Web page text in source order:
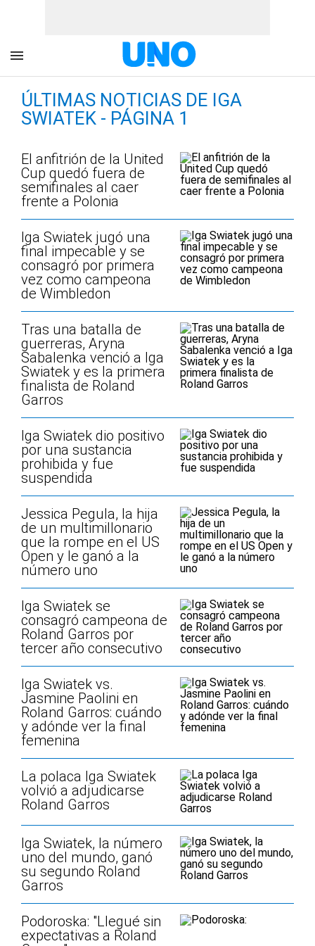
ÚLTIMAS NOTICIAS DE IGA
SWIATEK - PÁGINA 1
El anfitrión de la United
Cup quedó fuera de
semifinales al caer
frente a Polonia
Iga Swiatek jugó una
final impecable y se
consagró por primera
vez como campeona
de Wimbledon
Tras una batalla de
guerreras, Aryna
Sabalenka venció a Iga
Swiatek y es la primera
finalista de Roland
Garros
Iga Swiatek dio positivo
por una sustancia
prohibida y fue
suspendida
Jessica Pegula, la hija
de un multimillonario
que la rompe en el US
Open y le ganó a la
número uno
Iga Swiatek se
consagró campeona de
Roland Garros por
tercer año consecutivo
Iga Swiatek vs.
Jasmine Paolini en
Roland Garros: cuándo
y adónde ver la final
femenina
La polaca Iga Swiatek
volvió a adjudicarse
Roland Garros
Iga Swiatek, la número
uno del mundo, ganó
su segundo Roland
Garros
Podoroska: "Llegué sin
expectativas a Roland